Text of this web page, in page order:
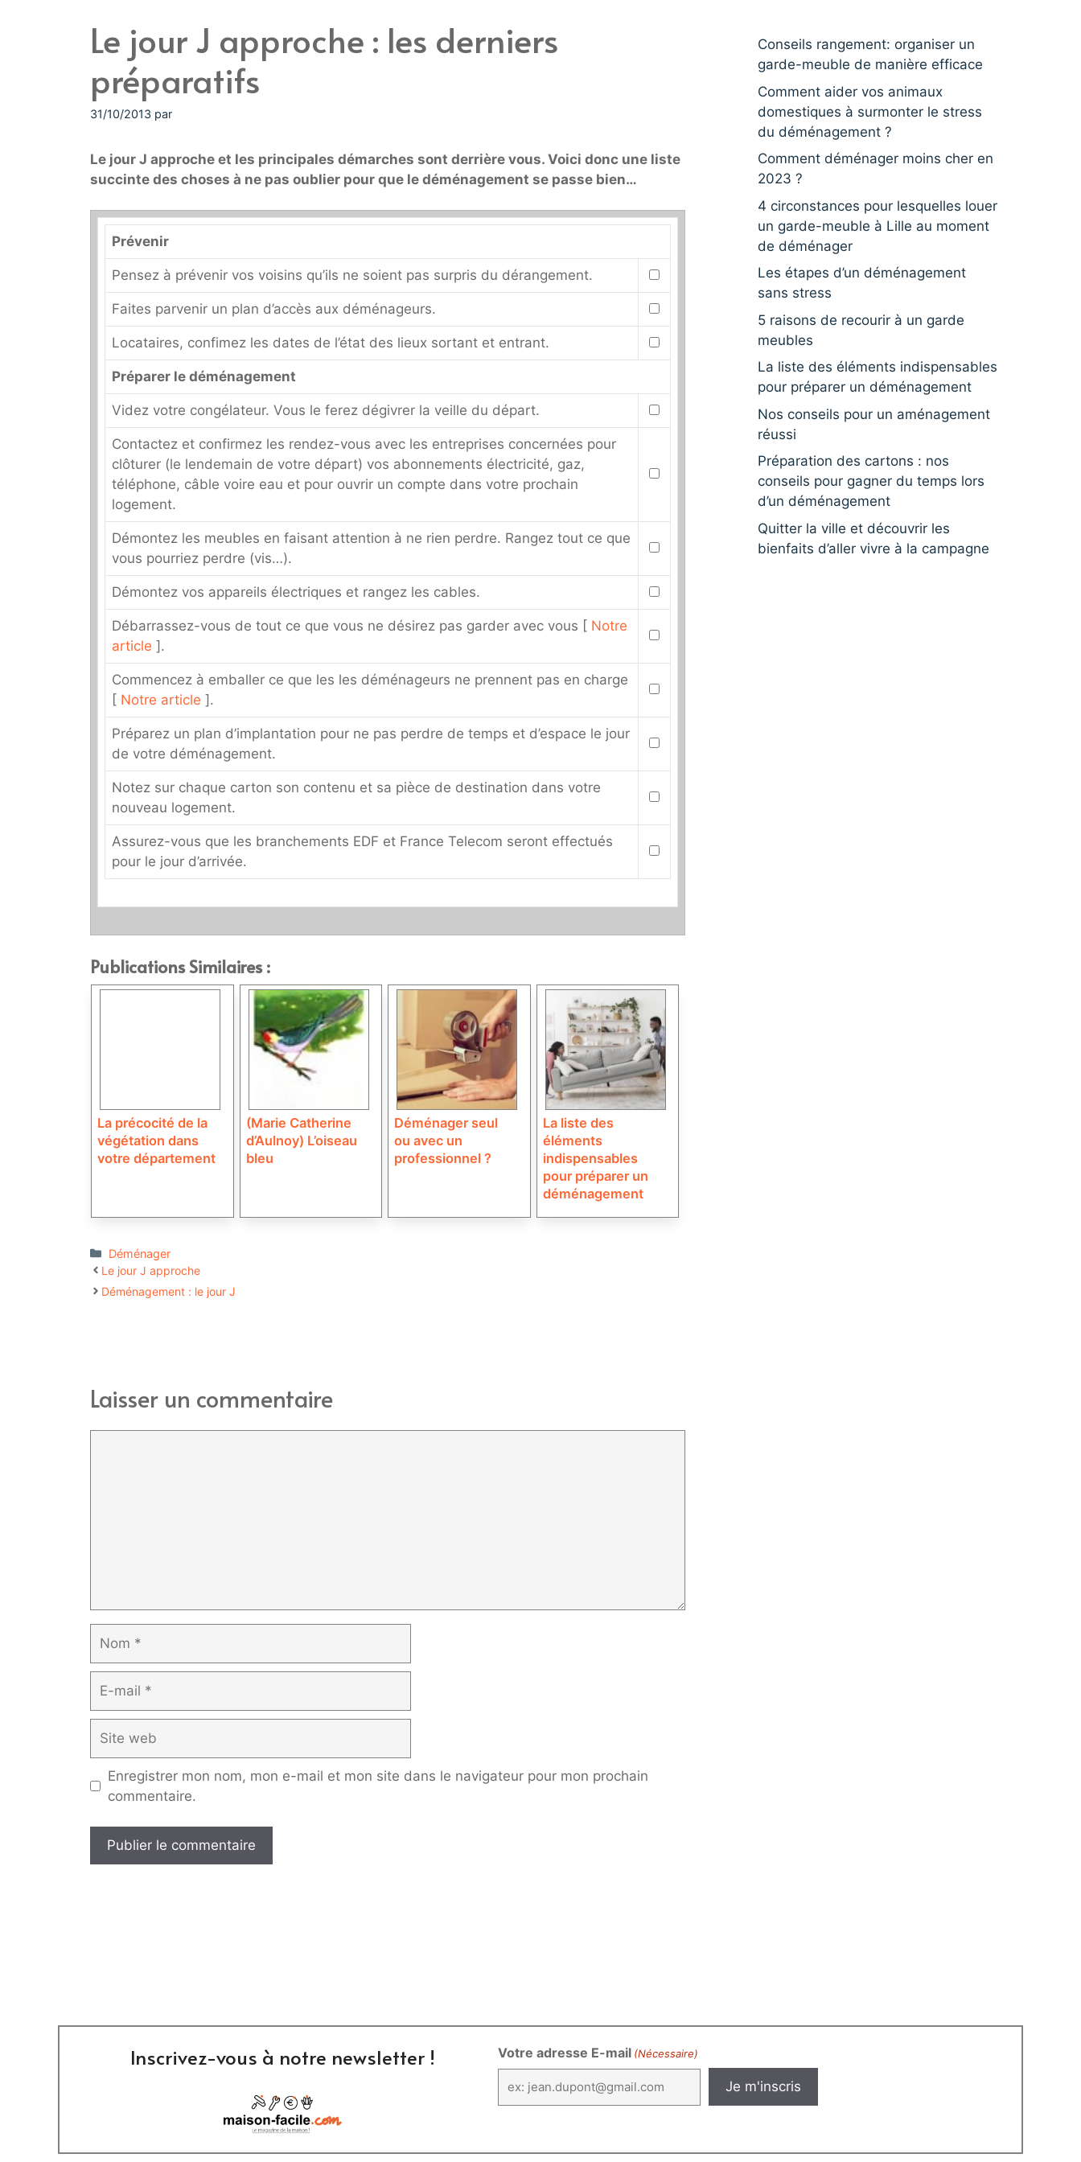
Le jour J approche : les derniers
préparatifs
31/10/2013 par
Le jour J approche et les principales démarches sont derrière vous. Voici donc une liste
succinte des choses à ne pas oublier pour que le déménagement se passe bien…
Prévenir
Pensez à prévenir vos voisins qu’ils ne soient pas surpris du dérangement.
Faites parvenir un plan d’accès aux déménageurs.
Locataires, confimez les dates de l’état des lieux sortant et entrant.
Préparer le déménagement
Videz votre congélateur. Vous le ferez dégivrer la veille du départ.
Contactez et confirmez les rendez-vous avec les entreprises concernées pour
clôturer (le lendemain de votre départ) vos abonnements électricité, gaz,
téléphone, câble voire eau et pour ouvrir un compte dans votre prochain
logement.
Démontez les meubles en faisant attention à ne rien perdre. Rangez tout ce que
vous pourriez perdre (vis…).
Démontez vos appareils électriques et rangez les cables.
Débarrassez-vous de tout ce que vous ne désirez pas garder avec vous [ Notre
article ].
Commencez à emballer ce que les les déménageurs ne prennent pas en charge
[ Notre article ].
Préparez un plan d’implantation pour ne pas perdre de temps et d’espace le jour
de votre déménagement.
Notez sur chaque carton son contenu et sa pièce de destination dans votre
nouveau logement.
Assurez-vous que les branchements EDF et France Telecom seront effectués
pour le jour d’arrivée.
Publications Similaires :
La précocité de la
végétation dans
votre département
(Marie Catherine
d’Aulnoy) L’oiseau
bleu
Déménager seul
ou avec un
professionnel ?
La liste des
éléments
indispensables
pour préparer un
déménagement
Catégories
Déménager
Le jour J approche
Déménagement : le jour J
Laisser un commentaire
mail
web
Enregistrer mon nom, mon e-mail et mon site dans le navigateur pour mon prochain
commentaire.
Conseils rangement: organiser un
garde-meuble de manière efficace
Comment aider vos animaux
domestiques à surmonter le stress
du déménagement ?
Comment déménager moins cher en
2023 ?
4 circonstances pour lesquelles louer
un garde-meuble à Lille au moment
de déménager
Les étapes d’un déménagement
sans stress
5 raisons de recourir à un garde
meubles
La liste des éléments indispensables
pour préparer un déménagement
Nos conseils pour un aménagement
réussi
Préparation des cartons : nos
conseils pour gagner du temps lors
d’un déménagement
Quitter la ville et découvrir les
bienfaits d’aller vivre à la campagne
Inscrivez-vous à notre newsletter ! Votre adresse E-mail (Nécessaire)